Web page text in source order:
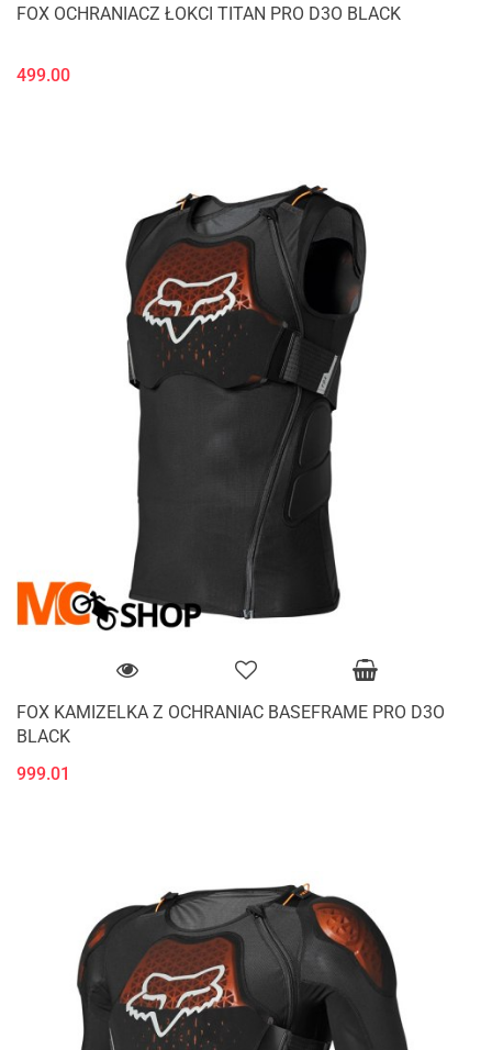
FOX OCHRANIACZ ŁOKCI TITAN PRO D3O BLACK
499.00
FOX KAMIZELKA Z OCHRANIAC BASEFRAME PRO D3O
BLACK
999.01